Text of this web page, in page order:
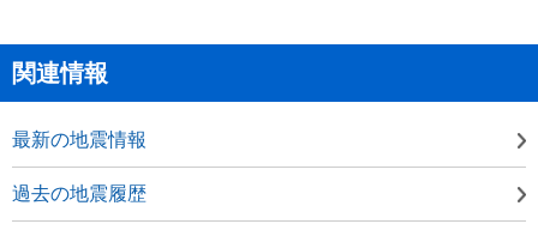
関連情報
最新の地震情報
過去の地震履歴